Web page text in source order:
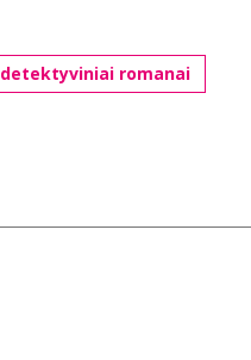
detektyviniai romanai